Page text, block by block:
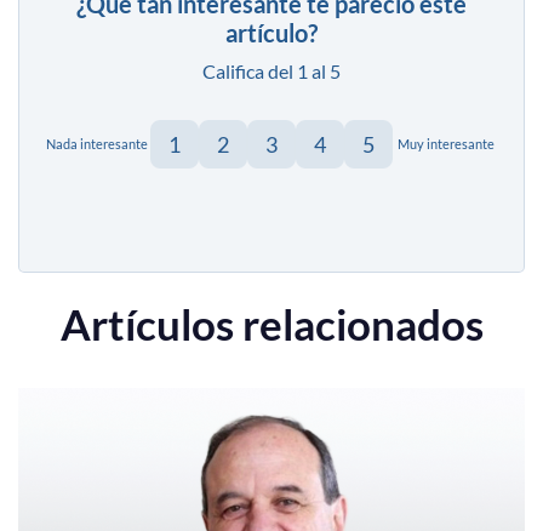
artículo?
Califica del 1 al 5
Nada interesante 1 2 3 4 5 Muy interesante
Artículos relacionados